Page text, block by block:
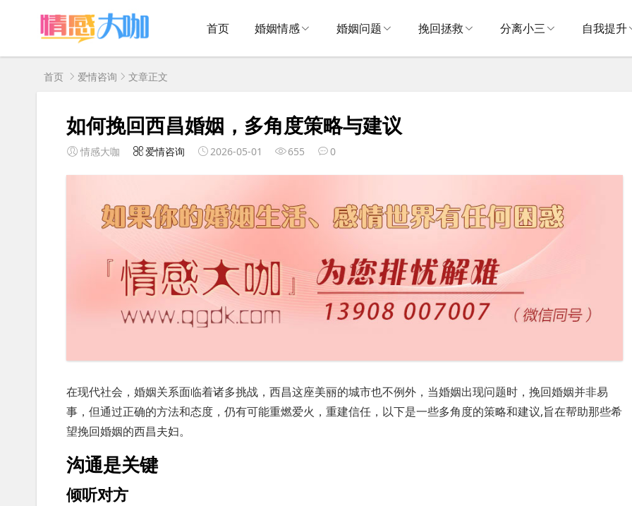
首页 婚姻情感 婚姻问题 挽回拯救 分离小三 自我提升
首页 爱情咨询 文章正文
如何挽回西昌婚姻，多角度策略与建议
情感大咖 爱情咨询 2026-05-01 655 0
在现代社会，婚姻关系面临着诸多挑战，西昌这座美丽的城市也不例外，当婚姻出现问题时，挽回婚姻并非易
事，但通过正确的方法和态度，仍有可能重燃爱火，重建信任，以下是一些多角度的策略和建议,旨在帮助那些希
望挽回婚姻的西昌夫妇。
沟通是关键
倾听对方